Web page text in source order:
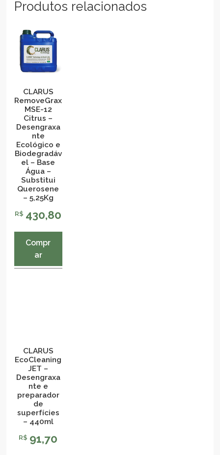
Produtos relacionados
CLARUS
RemoveGrax
MSE-12
Citrus –
Desengraxa
nte
Ecológico e
Biodegradáv
el – Base
Água –
Substitui
Querosene
– 5,25Kg
R$ 430,80
Compr
ar
CLARUS
EcoCleaning
JET –
Desengraxa
nte e
preparador
de
superfícies
– 440ml
R$ 91,70